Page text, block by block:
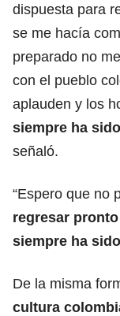
dispuesta para
se me hacía
preparado no
con el pueblo
aplauden y los
siempre ha
señaló.
“Espero que no
regresar
siempre ha
De la misma
cultura